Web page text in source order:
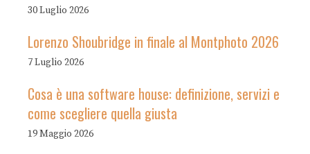
30 Luglio 2026
Lorenzo Shoubridge in finale al Montphoto 2026
7 Luglio 2026
Cosa è una software house: definizione, servizi e
come scegliere quella giusta
19 Maggio 2026